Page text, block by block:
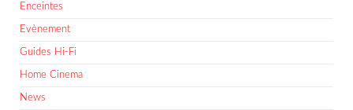
Enceintes
Evènement
Guides Hi-Fi
Home Cinema
News